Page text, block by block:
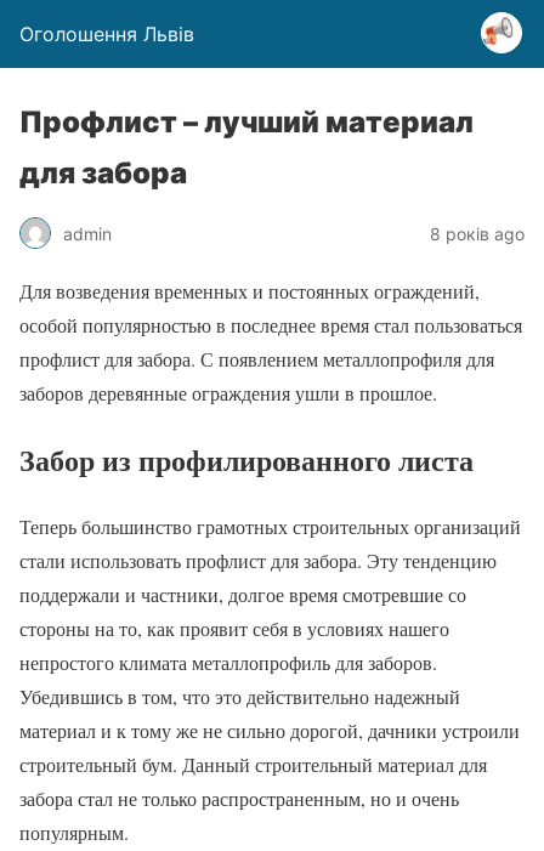
Оголошення Львів
Профлист – лучший материал
для забора
admin 8 років ago
Для возведения временных и постоянных ограждений,
особой популярностью в последнее время стал пользоваться
профлист для забора. С появлением металлопрофиля для
заборов деревянные ограждения ушли в прошлое.
Забор из профилированного листа
Теперь большинство грамотных строительных организаций
стали использовать профлист для забора. Эту тенденцию
поддержали и частники, долгое время смотревшие со
стороны на то, как проявит себя в условиях нашего
непростого климата металлопрофиль для заборов.
Убедившись в том, что это действительно надежный
материал и к тому же не сильно дорогой, дачники устроили
строительный бум. Данный строительный материал для
забора стал не только распространенным, но и очень
популярным.